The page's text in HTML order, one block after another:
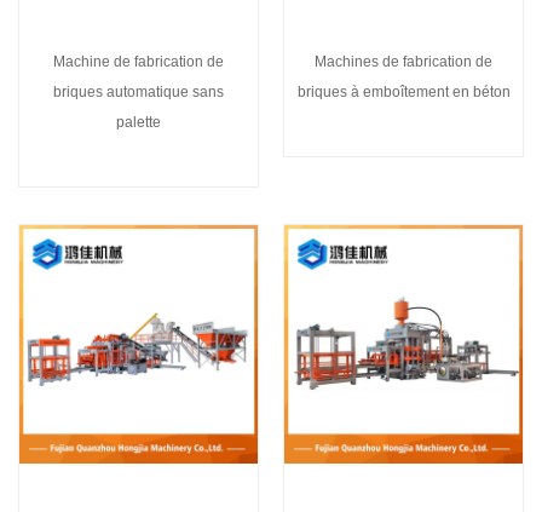
Machine de fabrication de
briques automatique sans
palette
Machines de fabrication de
briques à emboîtement en béton